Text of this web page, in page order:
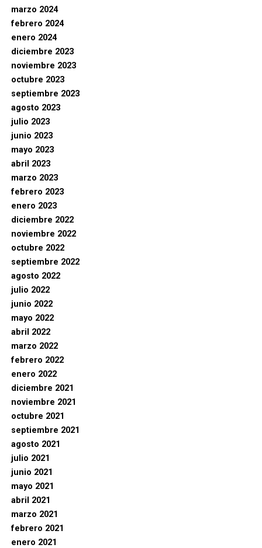
marzo 2024
febrero 2024
enero 2024
diciembre 2023
noviembre 2023
octubre 2023
septiembre 2023
agosto 2023
julio 2023
junio 2023
mayo 2023
abril 2023
marzo 2023
febrero 2023
enero 2023
diciembre 2022
noviembre 2022
octubre 2022
septiembre 2022
agosto 2022
julio 2022
junio 2022
mayo 2022
abril 2022
marzo 2022
febrero 2022
enero 2022
diciembre 2021
noviembre 2021
octubre 2021
septiembre 2021
agosto 2021
julio 2021
junio 2021
mayo 2021
abril 2021
marzo 2021
febrero 2021
enero 2021